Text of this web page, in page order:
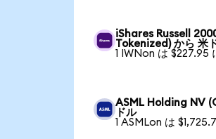
iShares Russell
Tokenized) から 米
1 IWNon は $227.95
ASML Holding NV
ドル
1 ASMLon は